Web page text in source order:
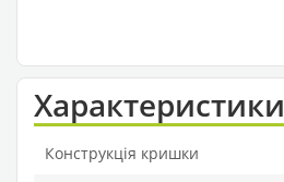
Характеристики
Конструкція кришки